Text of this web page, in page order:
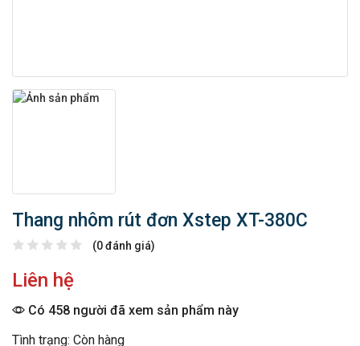
Thang nhôm rút đơn Xstep XT-380C
(0 đánh giá)
Liên hệ
Có 458 người đã xem sản phẩm này
Tình trạng: Còn hàng